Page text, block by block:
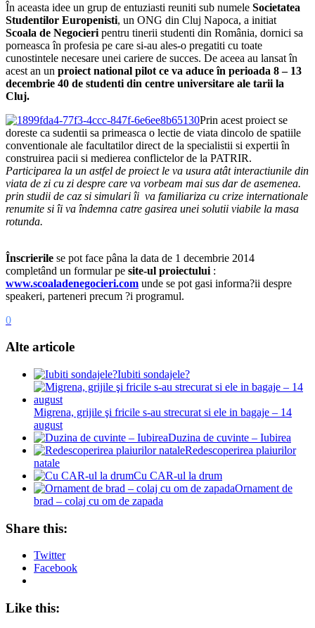
În aceasta idee un grup de entuziasti reuniti sub numele Societatea
Studentilor Europenisti, un ONG din Cluj Napoca, a initiat
Scoala de Negocieri pentru tinerii studenti din România, dornici sa
porneasca în profesia pe care si-au ales-o pregatiti cu toate
cunostintele necesare unei cariere de succes. De aceea au lansat în
acest an un proiect national pilot ce va aduce în perioada 8 – 13
decembrie 40 de studenti din centre universitare ale tarii la
Cluj.
Prin acest proiect se
doreste ca sudentii sa primeasca o lectie de viata dincolo de spatiile
conventionale ale facultatilor direct de la specialistii si expertii în
construirea pacii si medierea conflictelor de la PATRIR.
Participarea la un astfel de proiect le va usura atât interactiunile din
viata de zi cu zi despre care va vorbeam mai sus dar de asemenea.
prin studii de caz si simulari îi va familiariza cu crize internationale
renumite si îi va îndemna catre gasirea unei solutii viabile la masa
rotunda.
Înscrierile se pot face pâna la data de 1 decembrie 2014
completând un formular pe site-ul proiectului :
www.scoaladenegocieri.com unde se pot gasi informa?ii despre
speakeri, parteneri precum ?i programul.
0
Alte articole
Iubiti sondajele?
Migrena, grijile şi fricile s-au strecurat si ele in bagaje – 14
august
Duzina de cuvinte – Iubirea
Redescoperirea plaiurilor
natale
Cu CAR-ul la drum
Ornament de
brad – colaj cu om de zapada
Share this:
Twitter
Facebook
Like this: